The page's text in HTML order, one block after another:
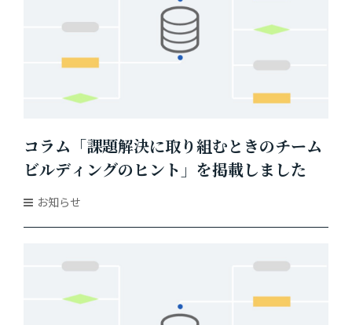
コラム「課題解決に取り組むときのチーム
ビルディングのヒント」を掲載しました
お知らせ